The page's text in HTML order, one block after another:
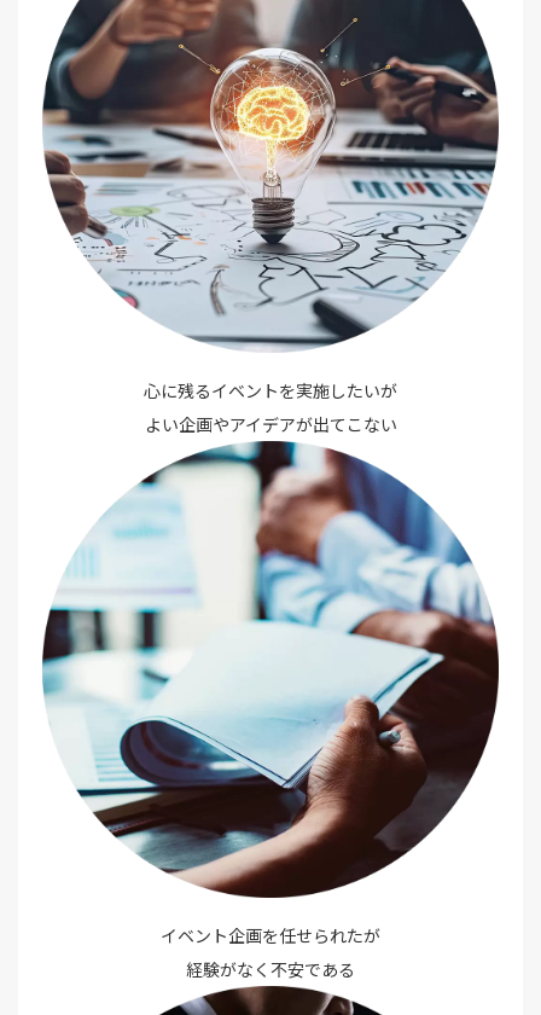
心に残るイベントを実施したいが
よい企画やアイデアが出てこない
イベント企画を任せられたが
経験がなく不安である